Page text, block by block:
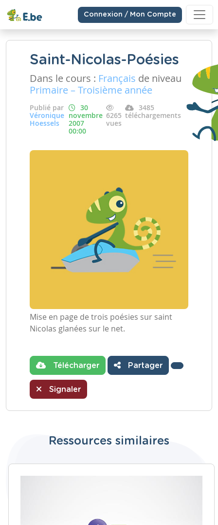
Connexion / Mon Compte
Saint-Nicolas-Poésies
Dans le cours : Français de niveau
Primaire – Troisième année
Publié par
Véronique
Hoessels
30
novembre
2007
00:00
6265
vues
3485
téléchargements
Mise en page de trois poésies sur saint
Nicolas glanées sur le net.
Télécharger Partager
Signaler
Ressources similaires